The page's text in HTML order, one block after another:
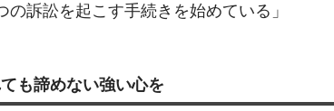
の訴訟を起こす手続きを始めている」
も諦めない強い心を